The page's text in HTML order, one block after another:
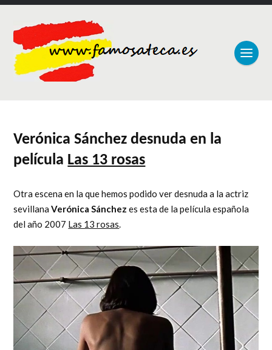
Verónica Sánchez desnuda en la
película Las 13 rosas
Otra escena en la que hemos podido ver desnuda a la actriz
sevillanaVerónica Sánchez es esta de la película española
del año 2007 Las 13 rosas.